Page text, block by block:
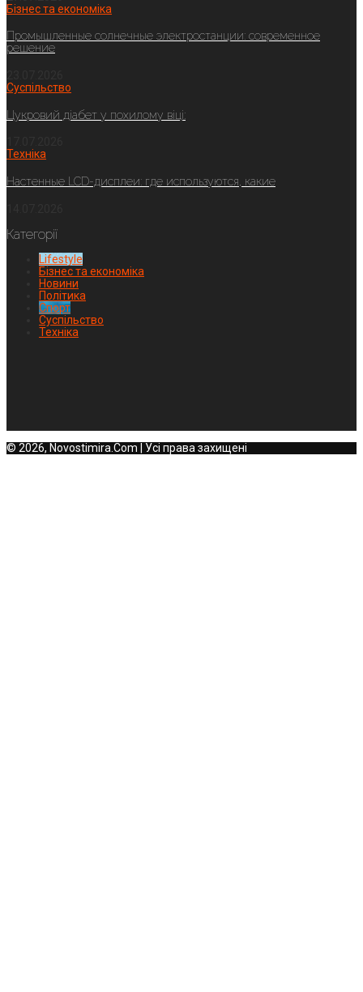
Бізнес та економіка
Промышленные солнечные электростанции: современное
решение
Суспільство
Цукровий діабет у похилому віці:
Техніка
Настенные LCD-дисплеи: где используются, какие
Категорії
Lifestyle
Бізнес та економіка
Новини
Політика
Спорт
Суспільство
Техніка
© 2026, Novostimira.Com | Усі права захищені